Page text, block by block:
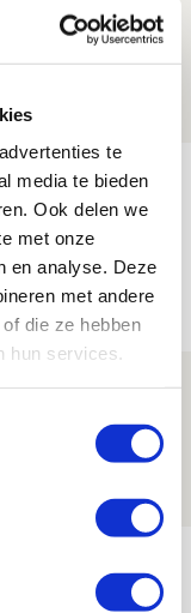
te
media te bieden
Ook delen we
met onze
en analyse. Deze
met andere
die ze hebben
hun services.
door
en
van